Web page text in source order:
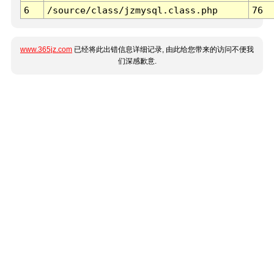
6 /source/class/jzmysql.class.php 76
www.365jz.com 已经将此出错信息详细记录, 由此给您带来的访问不便我
们深感歉意.